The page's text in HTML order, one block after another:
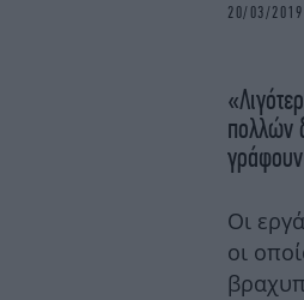
20/03/
πολλών
Οι
οι